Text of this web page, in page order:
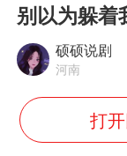
别以为躲着
硕硕说剧
河南
打